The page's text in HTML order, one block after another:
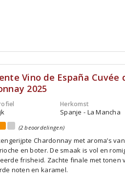
Vino de España Cuvée
2025
Herkomst
Spanje - La Mancha
(2 beoordelingen)
Chardonnay met aroma’s
en boter. De smaak is vol en
frisheid. Zachte finale met tonen
noten en karamel.